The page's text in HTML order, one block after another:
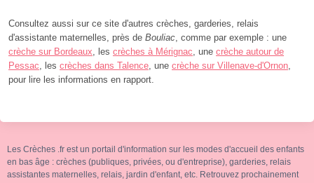
Consultez aussi sur ce site d'autres crèches, garderies, relais
d'assistante maternelles, près de Bouliac, comme par exemple : une
crèche sur Bordeaux, les crèches à Mérignac, une crèche autour de
Pessac, les crèches dans Talence, une crèche sur Villenave-d'Ornon,
pour lire les informations en rapport.
Les Crèches .fr est un portail d'information sur les modes d'accueil des enfants
en bas âge : crèches (publiques, privées, ou d'entreprise), garderies, relais
assistantes maternelles, relais, jardin d'enfant, etc. Retrouvez prochainement